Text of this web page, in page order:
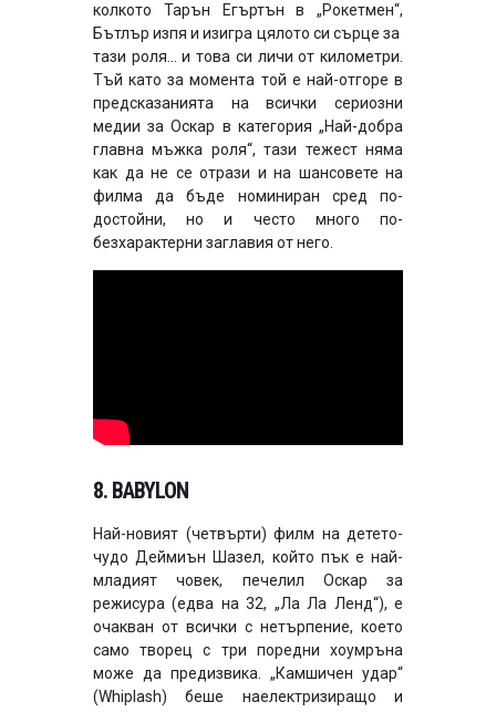
колкото Тарън Егъртън в „Рокетмен“,
Бътлър изпя и изигра цялото си сърце за
тази роля… и това си личи от километри.
Тъй като за момента той е най-отгоре в
предсказанията на всички сериозни
медии за Оскар в категория „Най-добра
главна мъжка роля“, тази тежест няма
как да не се отрази и на шансовете на
филма да бъде номиниран сред по-
достойни, но и често много по-
безхарактерни заглавия от него.
8. BABYLON
Най-новият (четвърти) филм на детето-
чудо Деймиън Шазел, който пък е най-
младият човек, печелил Оскар за
режисура (едва на 32, „Ла Ла Ленд“), е
очакван от всички с нетърпение, което
само творец с три поредни хоумръна
може да предизвика. „Камшичен удар“
(Whiplash) беше наелектризиращо и